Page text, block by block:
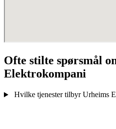
Ofte stilte spørsmål
Elektrokompani
Hvilke tjenester tilbyr Urheims